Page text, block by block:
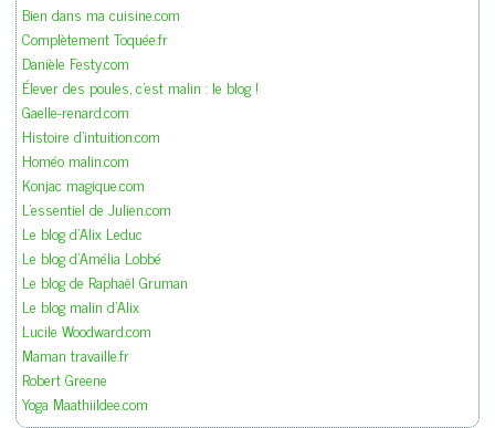
Bien dans ma cuisine.com
Complètement Toquée.fr
Danièle Festy.com
Élever des poules, c'est malin : le blog !
Gaelle-renard.com
Histoire d'intuition.com
Homéo malin.com
Konjac magique.com
L'essentiel de Julien.com
Le blog d'Alix Leduc
Le blog d'Amélia Lobbé
Le blog de Raphaël Gruman
Le blog malin d'Alix
Lucile Woodward.com
Maman travaille.fr
Robert Greene
Yoga Maathiildee.com